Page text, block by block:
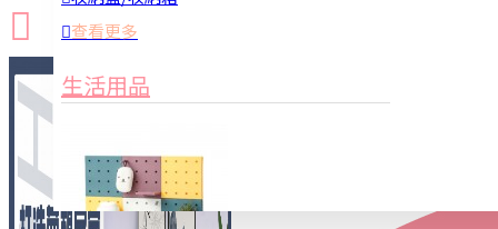
查看更多
生活用品